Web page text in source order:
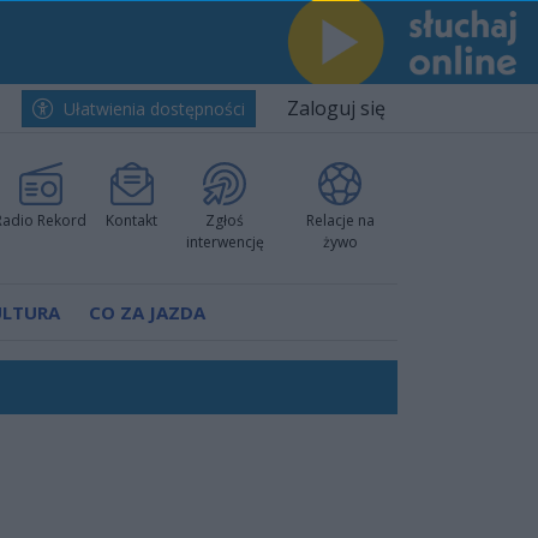
Ułatwienia dostępności Zaloguj się
Rekord Kontakt
Zgłoś
interwencję
Relacje na
żywo
CO ZA JAZDA